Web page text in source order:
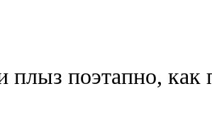
плыз поэтапно,